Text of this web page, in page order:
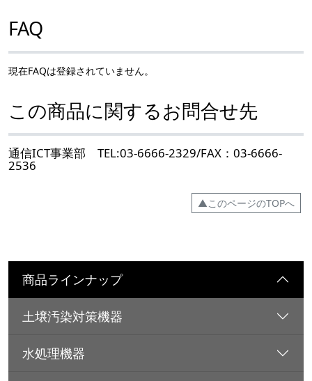
FAQ
現在FAQは登録されていません。
この商品に関するお問合せ先
通信ICT事業部 TEL:03-6666-2329/FAX：03-6666-
2536
▲このページのTOPへ
商品ラインナップ
土壌汚染対策機器
水処理機器